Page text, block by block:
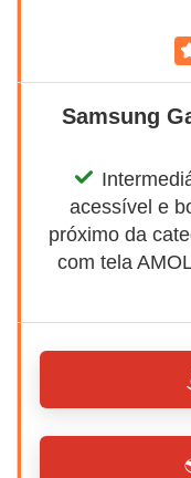
Samsung
acessível e
próximo da
com tela